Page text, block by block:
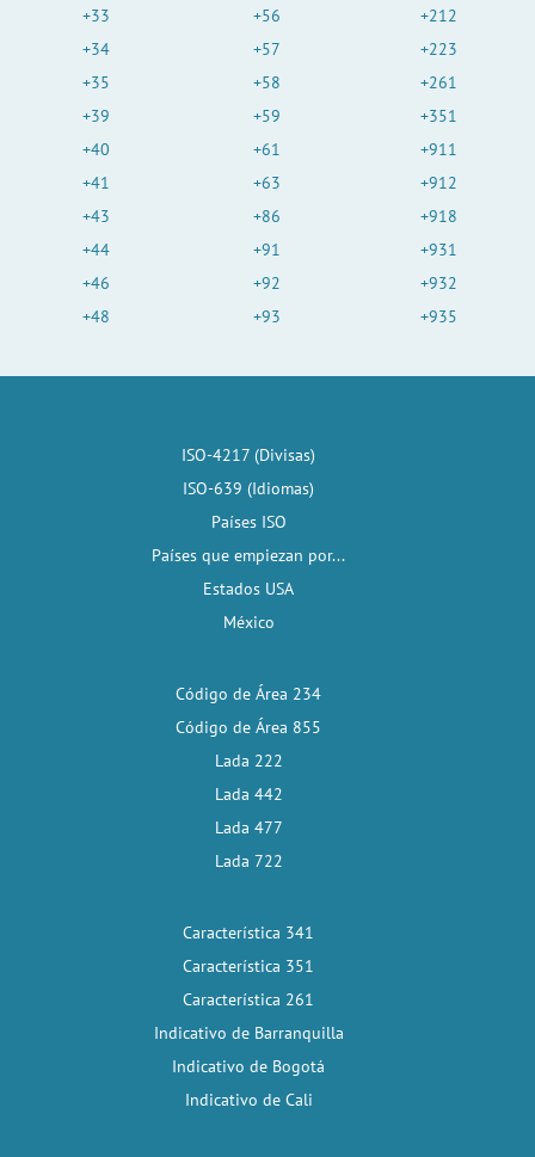
+33
+34
+35
+39
+40
+41
+43
+44
+46
+48
+56
+57
+58
+59
+61
+63
+86
+91
+92
+93
+212
+223
+261
+351
+911
+912
+918
+931
+932
+935
ISO-4217 (Divisas)
ISO-639 (Idiomas)
Países ISO
Países que empiezan por...
Estados USA
México
Código de Área 234
Código de Área 855
Lada 222
Lada 442
Lada 477
Lada 722
Característica 341
Característica 351
Característica 261
Indicativo de Barranquilla
Indicativo de Bogotá
Indicativo de Cali